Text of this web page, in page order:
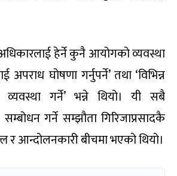
हेर्ने कुनै आयोगको व्यवस्था
अपराध घोषणा गर्नुपर्ने’ तथा ‘विभिन्न
व्यवस्था गर्ने’ भन्ने थियो। यी सबै
गर्ने सम्झौता गिरिजाप्रसादकै
र आन्दोलनकारी बीचमा भएको थियो।